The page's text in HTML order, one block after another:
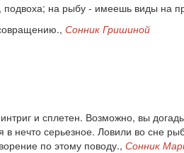
на рыбу - имеешь виды на
Сонник Гришиной
и сплетен. Возможно, вы
нечто серьезное. Ловили во сне
по этому поводу., Сонник